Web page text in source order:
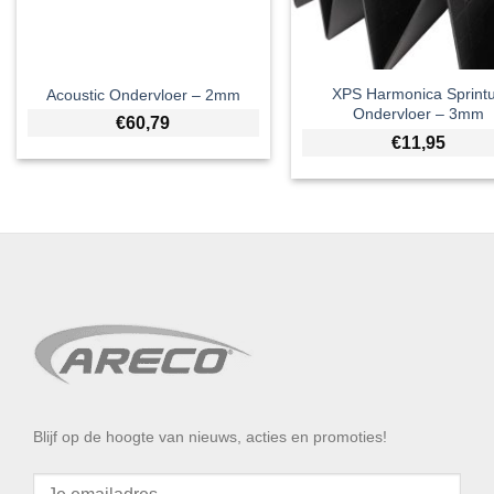
Acoustic Ondervloer – 2mm
€60,79
XPS Harmonica
Ondervloer – 3mm
€11,95
Blijf op de hoogte van nieuws, acties en promoties!